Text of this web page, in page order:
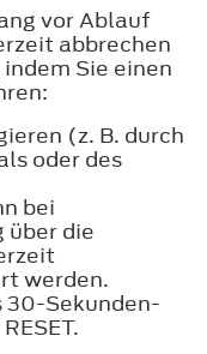
vor Ablauf
abbrechen
Sie einen
(z. B. durch
oder des
bei
über die
werden.
30-Sekunden-
RESET.